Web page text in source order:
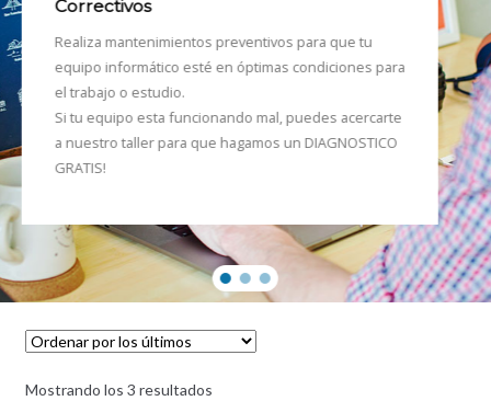
Correctivos
Realiza mantenimientos preventivos para que tu
equipo informático esté en óptimas condiciones para
el trabajo o estudio.
Si tu equipo esta funcionando mal, puedes acercarte
a nuestro taller para que hagamos un DIAGNOSTICO
GRATIS!
Mostrando los 3 resultados